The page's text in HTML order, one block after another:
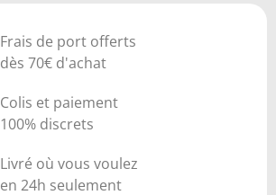
Frais de port offerts
dès 70€ d'achat
Colis et paiement
100% discrets
Livré où vous voulez
en 24h seulement